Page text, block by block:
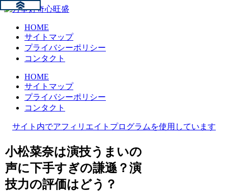
HOME
サイトマップ
プライバシーポリシー
コンタクト
HOME
サイトマップ
プライバシーポリシー
コンタクト
サイト内でアフィリエイトプログラムを使用しています
小松菜奈は演技うまいの
声に下手すぎの謙遜？演
技力の評価はどう？